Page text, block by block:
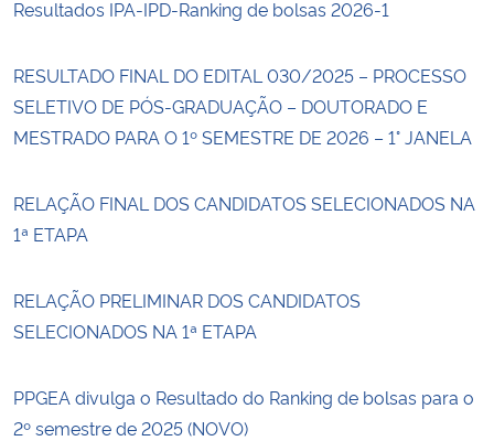
Resultados IPA-IPD-Ranking de bolsas 2026-1
RESULTADO FINAL DO EDITAL 030/2025 – PROCESSO
SELETIVO DE PÓS-GRADUAÇÃO – DOUTORADO E
MESTRADO PARA O 1º SEMESTRE DE 2026 – 1° JANELA
RELAÇÃO FINAL DOS CANDIDATOS SELECIONADOS NA
1ª ETAPA
RELAÇÃO PRELIMINAR DOS CANDIDATOS
SELECIONADOS NA 1ª ETAPA
PPGEA divulga o Resultado do Ranking de bolsas para o
2º semestre de 2025 (NOVO)